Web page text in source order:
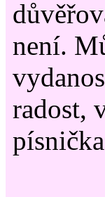
není.
radost,